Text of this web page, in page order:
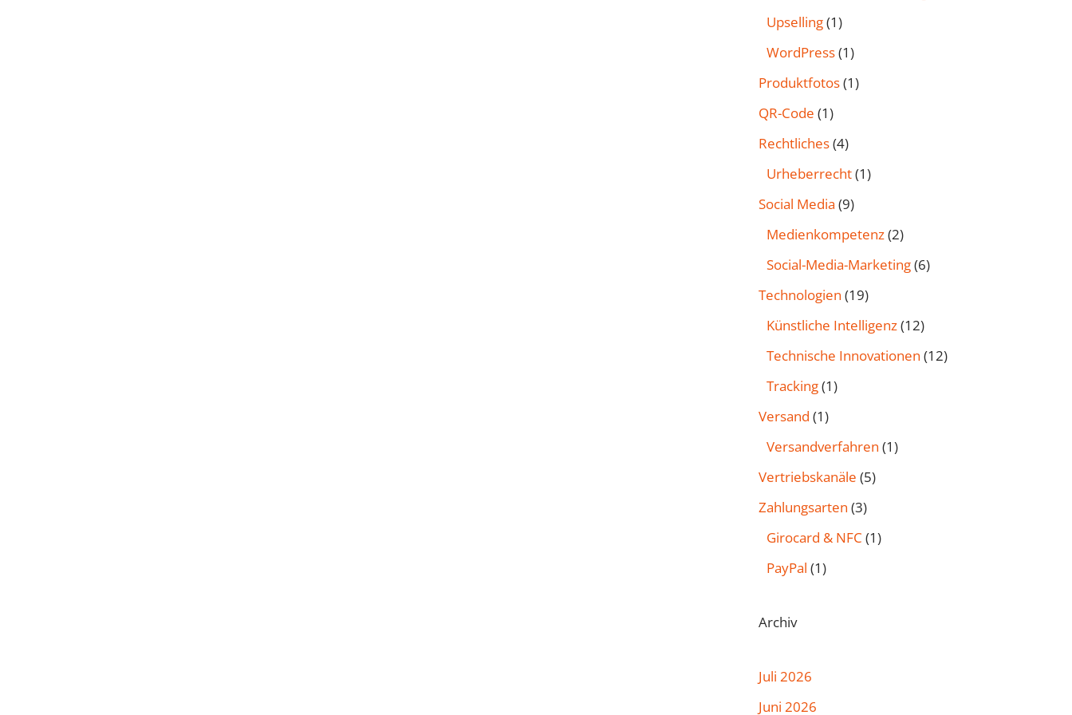
Upselling(1)
WordPress(1)
Produktfotos(1)
QR-Code (1)
Rechtliches(4)
Urheberrecht(1)
Social Media (9)
Medienkompetenz(2)
Social-Media-Marketing(6)
Technologien (19)
Künstliche Intelligenz(12)
Technische Innovationen (12)
Tracking(1)
Versand (1)
Versandverfahren (1)
Vertriebskanäle (5)
Zahlungsarten (3)
Girocard & NFC (1)
PayPal (1)
Archiv
Juli 2026
Juni 2026